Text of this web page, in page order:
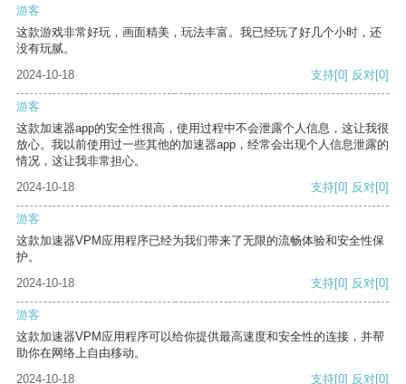
游客
这款游戏非常好玩，画面精美，玩法丰富。我已经玩了好几个小时，还
没有玩腻。
2024-10-18
支持[0] 反对[0]
游客
这款加速器app的安全性很高，使用过程中不会泄露个人信息，这让我很
放心。我以前使用过一些其他的加速器app，经常会出现个人信息泄露的
情况，这让我非常担心。
2024-10-18
支持[0] 反对[0]
游客
这款加速器VPM应用程序已经为我们带来了无限的流畅体验和安全性保
护。
2024-10-18
支持[0] 反对[0]
游客
这款加速器VPM应用程序可以给你提供最高速度和安全性的连接，并帮
助你在网络上自由移动。
2024-10-18
支持[0] 反对[0]